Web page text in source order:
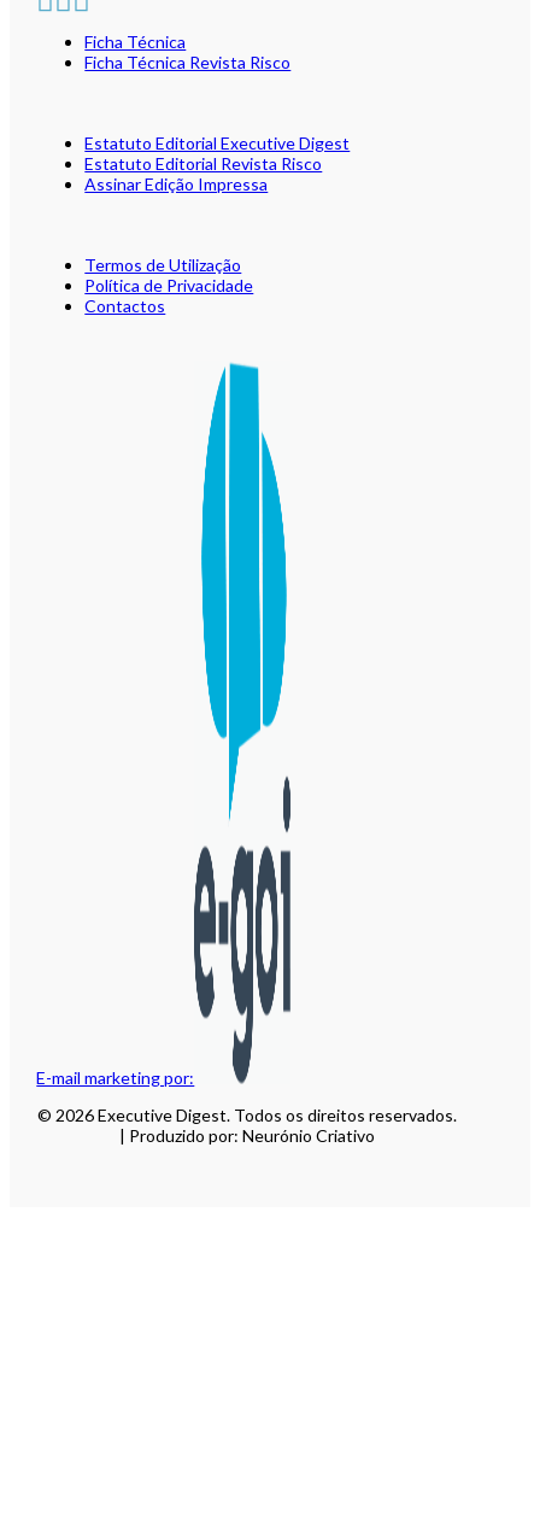
E-mail marketing por:
Ficha Técnica
Ficha Técnica Revista Risco
Estatuto Editorial Executive Digest
Estatuto Editorial Revista Risco
Assinar Edição Impressa
Termos de Utilização
Política de Privacidade
Contactos
© 2026 Executive Digest. Todos os direitos reservados.
| Produzido por: Neurónio Criativo